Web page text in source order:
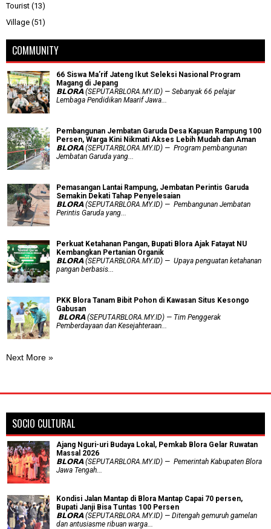
Tourist (13)
Village (51)
COMMUNITY
66 Siswa Ma’rif Jateng Ikut Seleksi Nasional Program
Magang di Jepang
𝗕𝗟𝗢𝗥𝗔 (SEPUTARBLORA.MY.ID) — Sebanyak 66 pelajar
Lembaga Pendidikan Maarif Jawa...
Pembangunan Jembatan Garuda Desa Kapuan Rampung 100
Persen, Warga Kini Nikmati Akses Lebih Mudah dan Aman
𝗕𝗟𝗢𝗥𝗔 (SEPUTARBLORA.MY.ID) — Program pembangunan
Jembatan Garuda yang...
Pemasangan Lantai Rampung, Jembatan Perintis Garuda
Semakin Dekati Tahap Penyelesaian
𝗕𝗟𝗢𝗥𝗔 (SEPUTARBLORA.MY.ID) — Pembangunan Jembatan
Perintis Garuda yang...
​Perkuat Ketahanan Pangan, Bupati Blora Ajak Fatayat NU
Kembangkan Pertanian Organik
𝗕𝗟𝗢𝗥𝗔 (SEPUTARBLORA.MY.ID) — Upaya penguatan ketahanan
pangan berbasis...
PKK Blora Tanam Bibit Pohon di Kawasan Situs Kesongo
Gabusan
‎ 𝗕𝗟𝗢𝗥𝗔 (SEPUTARBLORA.MY.ID) — Tim Penggerak
Pemberdayaan dan Kesejahteraan...
Next More »
SOCIO CULTURAL
Ajang Nguri-uri Budaya Lokal, Pemkab Blora Gelar Ruwatan
Massal 2026
𝗕𝗟𝗢𝗥𝗔 (SEPUTARBLORA.MY.ID) — Pemerintah Kabupaten Blora
Jawa Tengah...
Kondisi Jalan Mantap di Blora Mantap Capai 70 persen,
Bupati Janji Bisa Tuntas 100 Persen
𝗕𝗟𝗢𝗥𝗔 (SEPUTARBLORA.MY.ID) — Ditengah gemuruh gamelan
dan antusiasme ribuan warga...